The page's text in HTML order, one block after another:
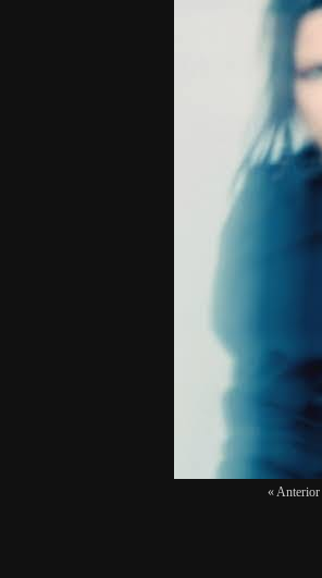
« Anterior